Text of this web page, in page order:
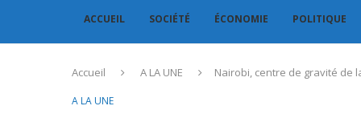
ACCUEIL SOCIÉTÉ ÉCONOMIE POLITIQUE
Accueil A LA UNE Nairobi, centre de gravité de
A LA UNE